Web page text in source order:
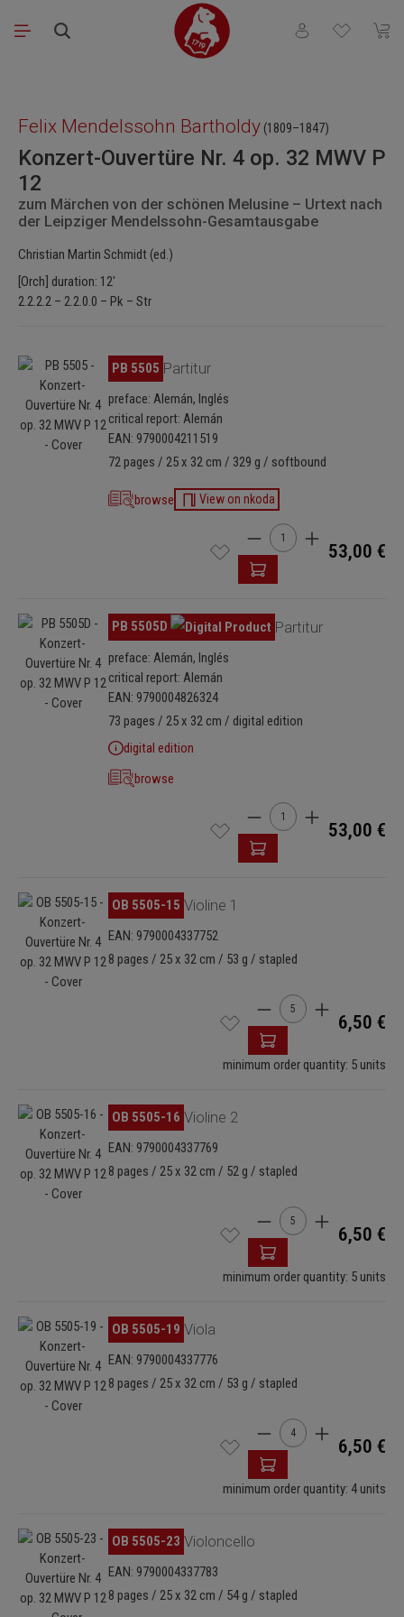
Saltar al contenido principal
Tienes 0 El
Felix Mendelssohn Bartholdy (1809–1847)
Konzert-Ouvertüre Nr. 4 op. 32 MWV P
12
zum Märchen von der schönen Melusine – Urtext nach
der Leipziger Mendelssohn-Gesamtausgabe
Christian Martin Schmidt (ed.)
[Orch] duration: 12'
2.2.2.2 – 2.2.0.0 – Pk – Str
Omitir galería de imágenes
PB 5505 Partitur
preface: Alemán, Inglés
critical report: Alemán
EAN: 9790004211519
72 pages / 25 x 32 cm / 329 g / softbound
browse View on nkoda
Cantidad del producto:
53,00 €
Omitir galería de imágenes
PB 5505D Partitur
preface: Alemán, Inglés
critical report: Alemán
EAN: 9790004826324
73 pages / 25 x 32 cm / digital edition
digital edition
browse
Cantidad del producto:
53,00 €
Omitir galería de imágenes
OB 5505-15 Violine 1
EAN: 9790004337752
8 pages / 25 x 32 cm / 53 g / stapled
Cantidad del
6,50 €
minimum order quantity: 5 units
Omitir galería de imágenes
OB 5505-16 Violine 2
EAN: 9790004337769
8 pages / 25 x 32 cm / 52 g / stapled
Cantidad del
6,50 €
minimum order quantity: 5 units
Omitir galería de imágenes
OB 5505-19 Viola
EAN: 9790004337776
8 pages / 25 x 32 cm / 53 g / stapled
Cantidad del
6,50 €
minimum order quantity: 4 units
Omitir galería de imágenes
OB 5505-23 Violoncello
EAN: 9790004337783
8 pages / 25 x 32 cm / 54 g / stapled